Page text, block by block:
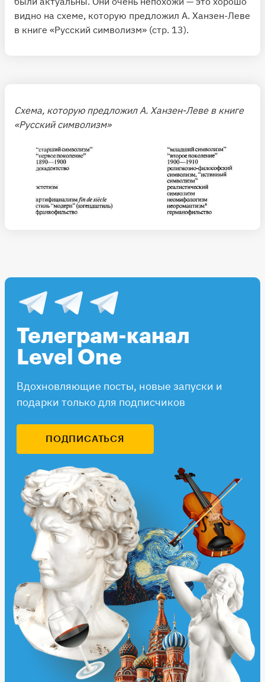
видно на схеме, которую предложил А. Ханзен-Леве
в книге «Русский символизм» (стр. 13).
Схема, которую предложил А. Ханзен-Леве в книге
«Русский символизм»
Телеграм-канал
Level One
Вдохновляющие посты, новые запуски и
подарки только для подписчиков
ПОДПИСАТЬСЯ